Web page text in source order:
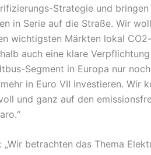
Strategie und
in Serie auf die Straße. Wir
wichtigsten Märkten lokal
auch eine klare
Segment in Europa nur
in Euro VII investieren. Wir
und ganz auf den
betrachten das Thema